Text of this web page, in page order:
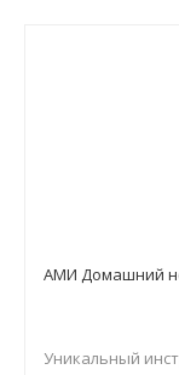
АМИ Домашний
Уникальный